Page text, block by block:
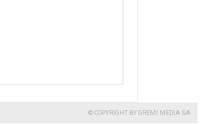
© COPYRIGHT BY GREMI MEDIA SA